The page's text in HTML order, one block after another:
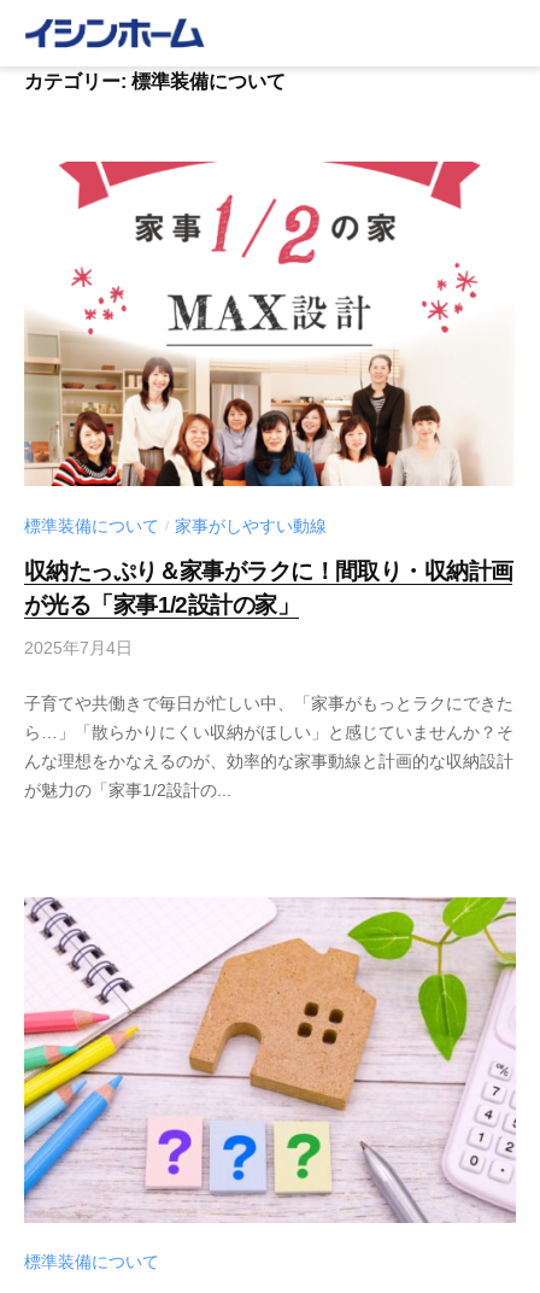
カテゴリー: 標準装備について
標準装備について / 家事がしやすい動線
収納たっぷり＆家事がラクに！間取り・収納計画
が光る「家事1/2設計の家」
2025年7月4日
子育てや共働きで毎日が忙しい中、「家事がもっとラクにできた
ら…」「散らかりにくい収納がほしい」と感じていませんか？そ
んな理想をかなえるのが、効率的な家事動線と計画的な収納設計
が魅力の「家事1/2設計の...
標準装備について